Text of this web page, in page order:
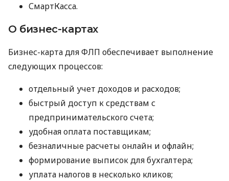
СмартКасса.
О бизнес-картах
Бизнес-карта для ФЛП обеспечивает выполнение
следующих процессов:
отдельный учет доходов и расходов;
быстрый доступ к средствам с
предпринимательского счета;
удобная оплата поставщикам;
безналичные расчеты онлайн и офлайн;
формирование выписок для бухгалтера;
уплата налогов в несколько кликов;